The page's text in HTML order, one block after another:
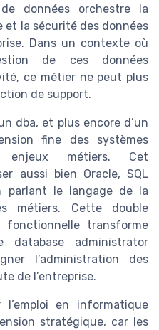
données orchestre la
et la sécurité des données
Dans un contexte où
de ces données
ce métier ne peut plus
de support.
dba, et plus encore d’un
fine des systèmes
métiers. Cet
aussi bien Oracle, SQL
parlant le langage de la
métiers. Cette double
transforme
database administrator
l’administration des
de l’entreprise.
en informatique
stratégique, car les